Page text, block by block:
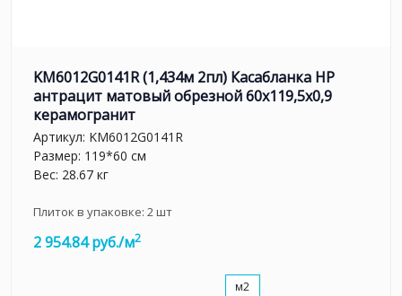
KM6012G0141R (1,434м 2пл) Касабланка HP
антрацит матовый обрезной 60x119,5x0,9
керамогранит
Артикул: KM6012G0141R
Размер: 119*60 см
Вес: 28.67 кг
Плиток в упаковке: 2шт
2 954.84 руб./м2
м2